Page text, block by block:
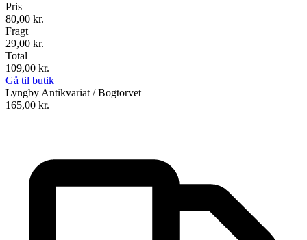
Pris
80,00 kr.
Fragt
29,00 kr.
Total
109,00 kr.
Gå til butik
Lyngby Antikvariat / Bogtorvet
165,00 kr.